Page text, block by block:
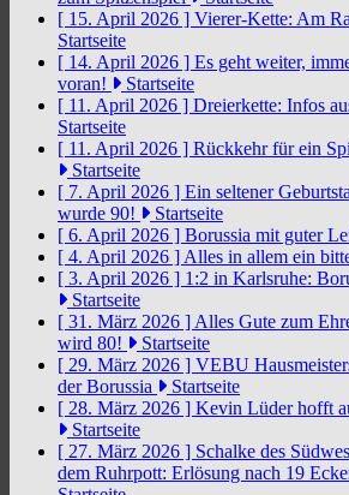
[ 15. April 2026 ] Vierer-Kette: Am
Startseite
[ 14. April 2026 ] Es geht weiter,
voran!
Startseite
[ 11. April 2026 ] Dreierkette: Infos
Startseite
[ 11. April 2026 ] Rückkehr für ein
Startseite
[ 7. April 2026 ] Ein seltener
wurde 90!
Startseite
[ 6. April 2026 ] Borussia mit guter
[ 4. April 2026 ] Alles in allem ein
[ 3. April 2026 ] 1:2 in Karlsruhe:
Startseite
[ 31. März 2026 ] Alles Gute zum
wird 80!
Startseite
[ 29. März 2026 ] VEBU
der Borussia
Startseite
[ 28. März 2026 ] Kevin Lüder hofft
Startseite
[ 27. März 2026 ] Schalke des
dem Ruhrpott: Erlösung nach 19